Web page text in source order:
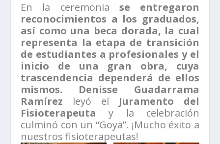
En la ceremonia se entregaron
reconocimientos a los graduados,
así como una beca dorada, la cual
representa la etapa de transición
de estudiantes a profesionales y el
inicio de una gran obra, cuya
trascendencia dependerá de ellos
mismos. Denisse Guadarrama
Ramírez leyó el Juramento del
Fisioterapeutay la celebración
culminó con un “Goya”. ¡Mucho éxito a
nuestros fisioterapeutas!